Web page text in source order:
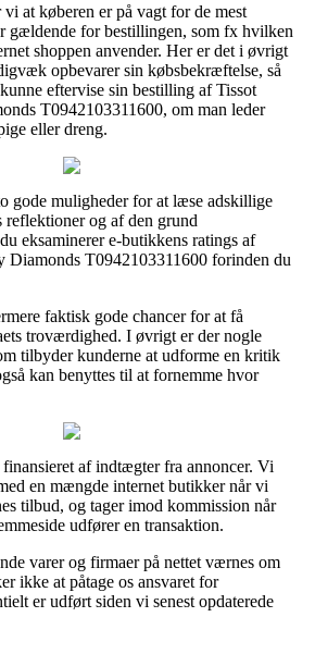
at køberen er på vagt for de mest
gældende for bestillingen, som fx hvilken
shoppen anvender. Her er det i øvrigt
opbevarer sin købsbekræftelse, så
eftervise sin bestilling af Tissot
T0942103311600, om man leder
eller dreng.
gode muligheder for at læse adskillige
reflektioner og af den grund
eksaminerer e-butikkens ratings af
Diamonds T0942103311600 forinden du
faktisk gode chancer for at få
troværdighed. I øvrigt er der nogle
tilbyder kunderne at udforme en kritik
kan benyttes til at fornemme hvor
af indtægter fra annoncer. Vi
en mængde internet butikker når vi
tilbud, og tager imod kommission når
udfører en transaktion.
varer og firmaer på nettet værnes om
ikke at påtage os ansvaret for
er udført siden vi senest opdaterede